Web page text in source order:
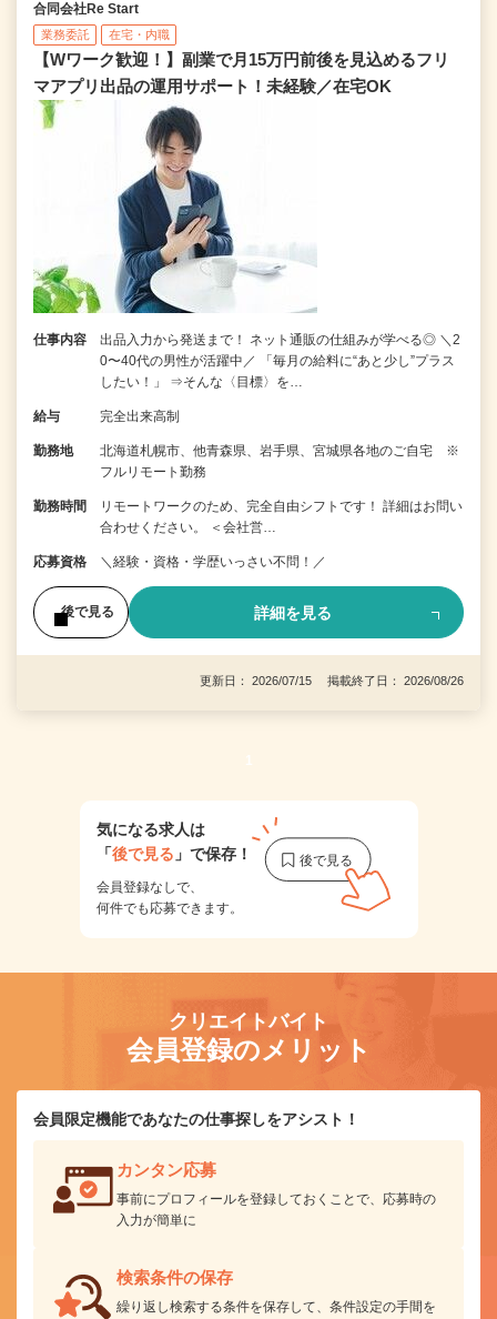
合同会社Re Start
業務委託 在宅・内職
【Wワーク歓迎！】副業で月15万円前後を見込めるフリ
マアプリ出品の運用サポート！未経験／在宅OK
仕事内容
出品入力から発送まで！ ネット通販の仕組みが学べる◎ ＼2
0〜40代の男性が活躍中／ 「毎月の給料に“あと少し”プラス
したい！」 ⇒そんな〈目標〉を…
給与 完全出来高制
勤務地
北海道札幌市、他青森県、岩手県、宮城県各地のご自宅 ※
フルリモート勤務
勤務時間
リモートワークのため、完全自由シフトです！ 詳細はお問い
合わせください。 ＜会社営…
応募資格 ＼経験・資格・学歴いっさい不問！／
後で見る 詳細を見る
更新日： 2026/07/15 掲載終了日： 2026/08/26
1
気になる求人は
「後で見る 」で保存！
会員登録なしで、
何件でも応募できます。
クリエイトバイト
会員登録のメリット
会員限定機能であなたの仕事探しをアシスト！
カンタン応募
事前にプロフィールを登録しておくことで、応募時の
入力が簡単に
検索条件の保存
繰り返し検索する条件を保存して、条件設定の手間を